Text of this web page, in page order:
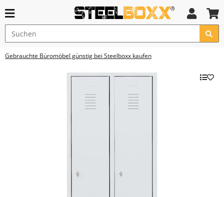
Gebrauchte Büromöbel günstig bei Steelboxx kaufen